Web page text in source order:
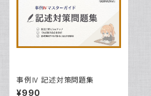
事例Ⅳ 記述対策問題集
¥990